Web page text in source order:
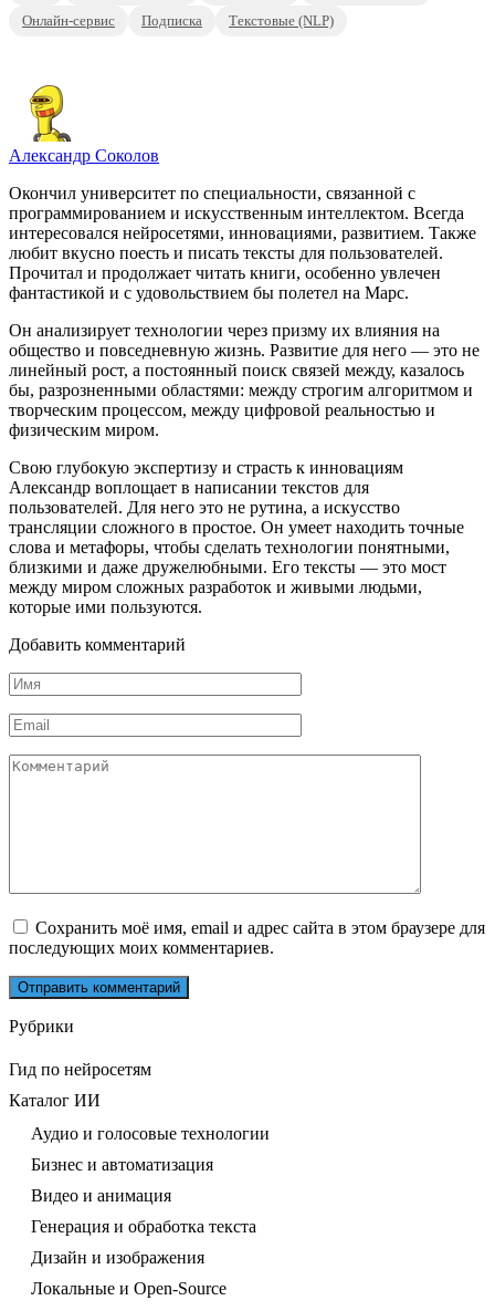
Онлайн-сервис
Подписка Текстовые (NLP)
Александр Соколов
Окончил университет по специальности, связанной с
программированием и искусственным интеллектом. Всегда
интересовался нейросетями, инновациями, развитием. Также
любит вкусно поесть и писать тексты для пользователей.
Прочитал и продолжает читать книги, особенно увлечен
фантастикой и с удовольствием бы полетел на Марс.
Он анализирует технологии через призму их влияния на
общество и повседневную жизнь. Развитие для него — это не
линейный рост, а постоянный поиск связей между, казалось
бы, разрозненными областями: между строгим алгоритмом и
творческим процессом, между цифровой реальностью и
физическим миром.
Свою глубокую экспертизу и страсть к инновациям
Александр воплощает в написании текстов для
пользователей. Для него это не рутина, а искусство
трансляции сложного в простое. Он умеет находить точные
слова и метафоры, чтобы сделать технологии понятными,
близкими и даже дружелюбными. Его тексты — это мост
между миром сложных разработок и живыми людьми,
которые ими пользуются.
Добавить комментарий
Имя
*
Email
*
Комментарий
Сохранить моё имя, email и адрес сайта в этом браузере для
последующих моих комментариев.
Рубрики
Гид по нейросетям
Каталог ИИ
Аудио и голосовые технологии
Бизнес и автоматизация
Видео и анимация
Генерация и обработка текста
Дизайн и изображения
Локальные и Open-Source